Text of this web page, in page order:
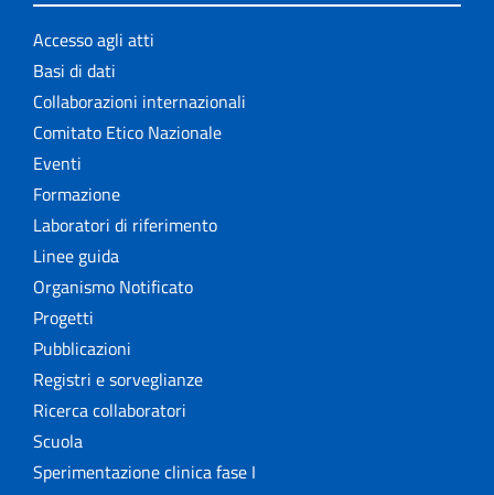
Accesso agli atti
Basi di dati
Collaborazioni internazionali
Comitato Etico Nazionale
Eventi
Formazione
Laboratori di riferimento
Linee guida
Organismo Notificato
Progetti
Pubblicazioni
Registri e sorveglianze
Ricerca collaboratori
Scuola
Sperimentazione clinica fase I